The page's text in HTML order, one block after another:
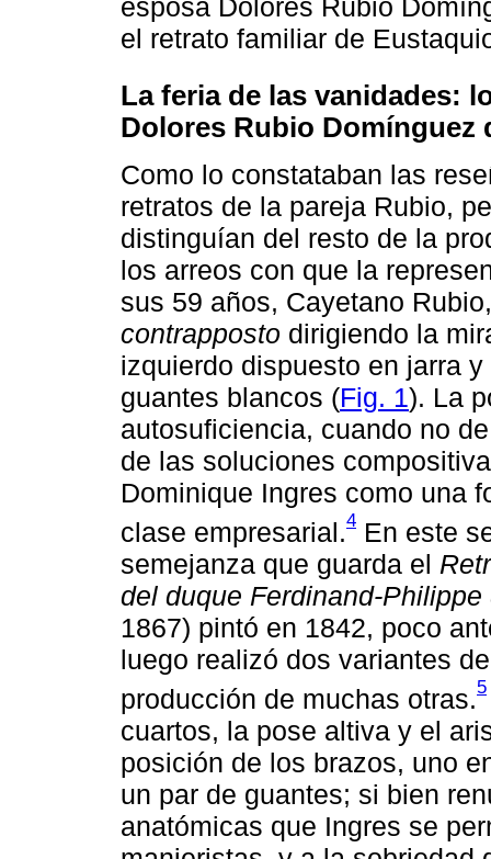
esposa Dolores Rubio
el retrato familiar de
La feria de las vanidades:
Dolores Rubio Domínguez
Como lo constataban las
retratos de la pareja Rubio,
distinguían del resto de la
los arreos con que la
sus 59 años, Cayetano
contrapposto dirigiendo la
izquierdo dispuesto en jarra
guantes blancos (Fig. 1). La
autosuficiencia, cuando no
de las soluciones
Dominique Ingres como una
clase empresarial.4 En este
semejanza que guarda el
del duque Ferdinand-Philippe
1867) pintó en 1842, poco
luego realizó dos variantes
producción de muchas otras.5
cuartos, la pose altiva y el
posición de los brazos, uno
un par de guantes; si bien
anatómicas que Ingres se